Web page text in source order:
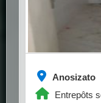
Anosizato
Entrepôts